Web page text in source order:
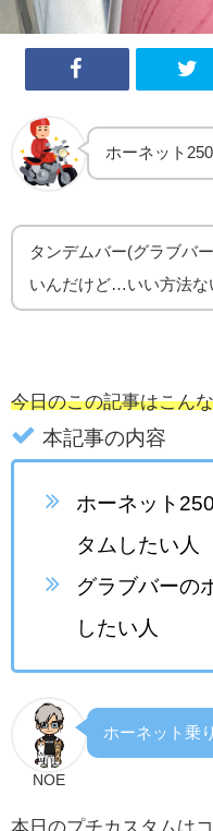
ホーネット
タンデムバー(グラブバ
いんだけど…いい方法な
今日のこの記事はこん
本記事の内容
ホーネット
タムしたい人
グラブバーの
したい人
NOE
ホーネット乗
本日のプチカスタムは